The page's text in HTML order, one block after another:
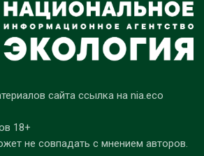
сайта ссылка на nia.eco
18+
не совпадать с мнением авторов.